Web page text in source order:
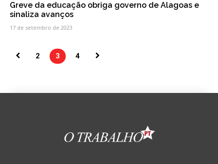
Greve da educação obriga governo de Alagoas e
sinaliza avanços
17 de setembro de 2023
2 3 4